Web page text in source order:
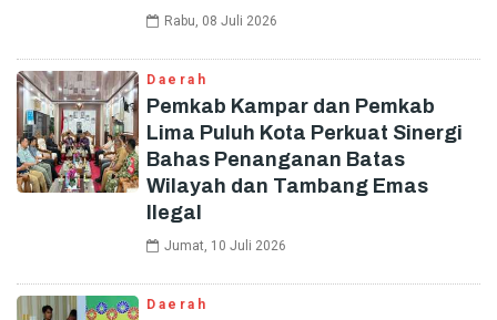
Rabu, 08 Juli 2026
Daerah
Pemkab Kampar dan Pemkab
Lima Puluh Kota Perkuat Sinergi
Bahas Penanganan Batas
Wilayah dan Tambang Emas
Ilegal
Jumat, 10 Juli 2026
Daerah